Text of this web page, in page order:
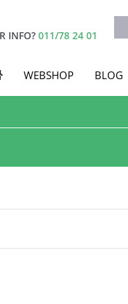
INFO? 011/78 24 01
WEBSHOP BLOG